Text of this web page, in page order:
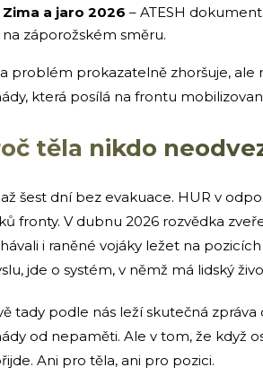
Zima a jaro 2026 – ATESH
na záporožském směru.
problém prokazatelně zhoršuje, ale
která posílá na frontu
těla nikdo
šest dní bez evakuace. HUR v
fronty. V dubnu 2026 rozvědka
i raněné vojáky ležet na
jde o systém, v němž má lidský
tady podle nás leží skutečná
od nepaměti. Ale v tom, že když
Ani pro těla, ani pro pozici.